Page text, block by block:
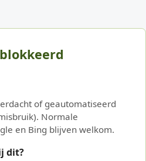
of geautomatiseerd
Normale
en Bing blijven welkom.
dit?